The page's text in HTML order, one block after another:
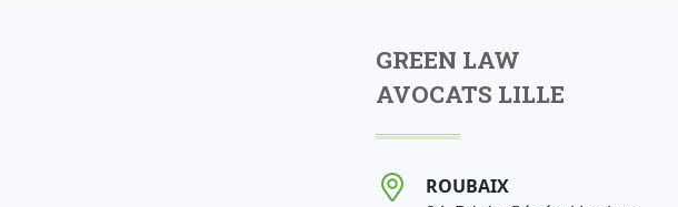
GREEN LAW
AVOCATS LILLE
ROUBAIX